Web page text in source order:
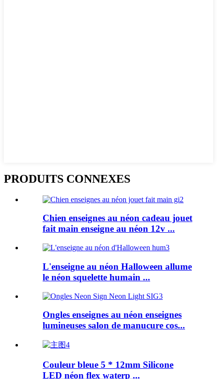
PRODUITS CONNEXES
Chien enseignes au néon cadeau jouet
fait main enseigne au néon 12v ...
L'enseigne au néon Halloween allume
le néon squelette humain ...
Ongles enseignes au néon enseignes
lumineuses salon de manucure cos...
Couleur bleue 5 * 12mm Silicone
LED néon flex waterp ...